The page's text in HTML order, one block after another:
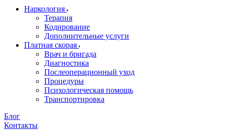
Наркология
Терапия
Кодирование
Дополнительные услуги
Платная скорая
Врач и бригада
Диагностика
Послеоперационный уход
Процедуры
Психологическая помощь
Транспортировка
Блог
Контакты